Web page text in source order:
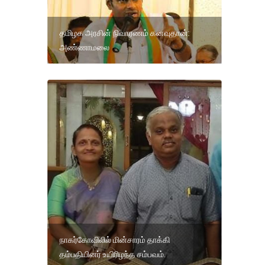
தமிழக அரசின் நிவாரணம் கனவுதான்:
அண்ணாமலை
நாகர்கோவிலில் மின்சாரம் தாக்கி
தம்பதியினர் உயிரிழந்த சம்பவம்.